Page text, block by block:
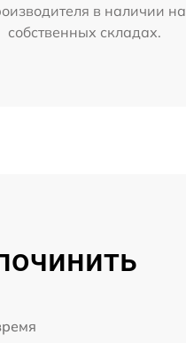
в наличии на
собственных складах.